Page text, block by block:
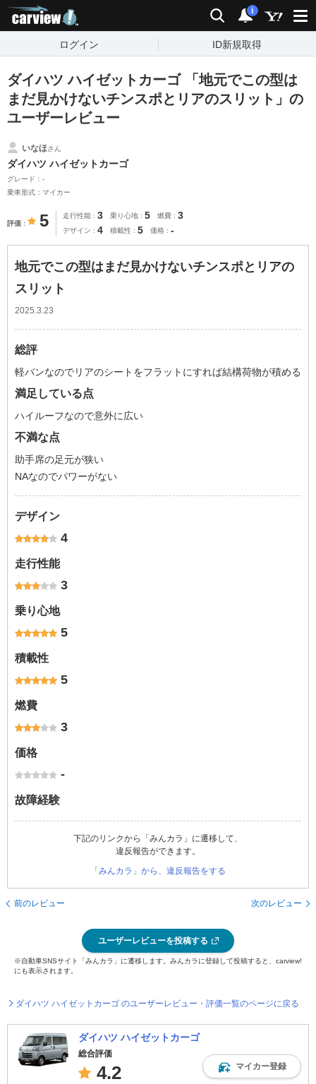
検索 通知
i
ログイン ID新規取得
ダイハツ ハイゼットカーゴ 「地元でこの型は
まだ見かけないチンスポとリアのスリット」の
ユーザーレビュー
いなほさん
ダイハツ ハイゼットカーゴ
グレード：-
乗車形式：マイカー
評価 5 走行性能 3 乗り心地 5 燃費 3
デザイン 4 積載性 5 価格 -
地元でこの型はまだ見かけないチンスポとリアの
スリット
2025.3.23
総評
軽バンなのでリアのシートをフラットにすれば結構荷物が積める
満足している点
ハイルーフなので意外に広い
不満な点
助手席の足元が狭い
NAなのでパワーがない
デザイン
4
走行性能
3
乗り心地
5
積載性
5
燃費
3
価格
-
故障経験
下記のリンクから「みんカラ」に遷移して、
違反報告ができます。
「みんカラ」から、違反報告をする
前のレビュー 次のレビュー
ユーザーレビューを投稿する
※自動車SNSサイト「みんカラ」に遷移します。みんカラに登録して投稿すると、carview!
にも表示されます。
ダイハツ ハイゼットカーゴ のユーザーレビュー・評価一覧のページに戻る
ダイハツ ハイゼットカーゴ
総合評価
4.2 マイカー登録